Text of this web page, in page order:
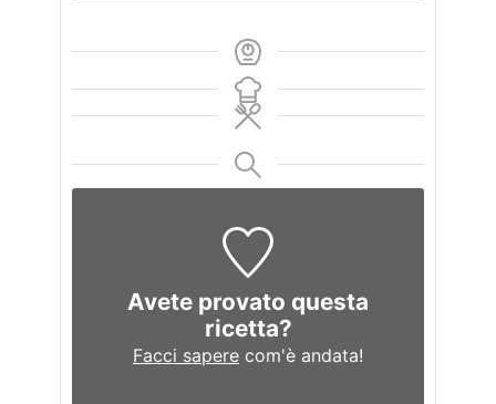
Avete provato questa
ricetta?
Facci sapere com'è andata!